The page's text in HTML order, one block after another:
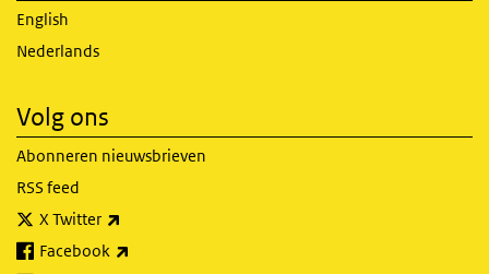
English
Nederlands
Volg ons
Abonneren nieuwsbrieven
RSS feed
X Twitter
Facebook